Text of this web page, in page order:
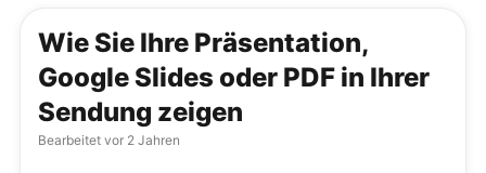
Wie Sie Ihre Präsentation,
Google Slides oder PDF in Ihrer
Sendung zeigen
Bearbeitet vor 2 Jahren